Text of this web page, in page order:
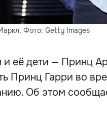
Фото: Getty Images
её дети — Принц
Принц Гарри во
Об этом